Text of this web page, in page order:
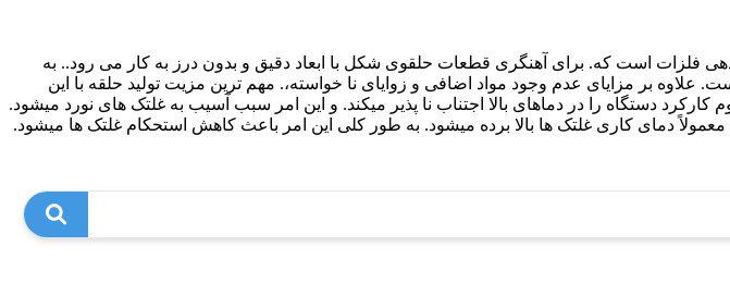
فلزات است که. برای آهنگری قطعات حلقوی شکل با ابعاد دقیق و بدون درز به کار می رود.. به
بر مزایای عدم وجود مواد اضافی و زوایای نا خواسته،. مهم ترین مزیت تولید حلقه با این
دستگاه را در دماهای بالا اجتناب نا پذیر میکند. و این امر سبب آسیب به غلتک های نورد میشود.
دمای کاری غلتک ها بالا برده میشود. به طور کلی این امر باعث کاهش استحکام غلتک ها میشود.